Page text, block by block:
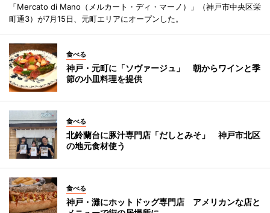
「Mercato di Mano（メルカート・ディ・マーノ）」（神戸市中央区栄
町通3）が7月15日、元町エリアにオープンした。
食べる
神戸・元町に「ソヴァージュ」 朝からワインと季
節の小皿料理を提供
食べる
北鈴蘭台に豚汁専門店「だしとみそ」 神戸市北区
の地元食材使う
食べる
神戸・灘にホットドッグ専門店 アメリカンな店と